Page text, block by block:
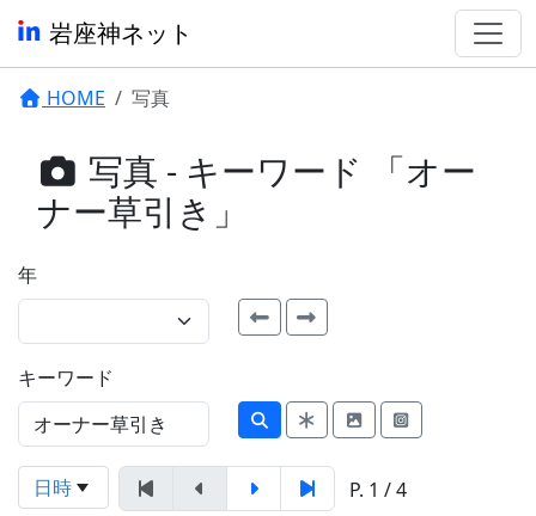
岩座神ネット
HOME 写真
写真 - キーワード 「オー
ナー草引き」
年
キーワード
日時 P. 1 / 4